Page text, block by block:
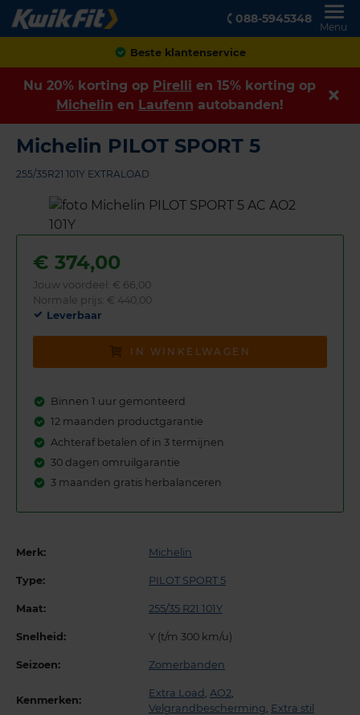
088-5945348
Menu
Achteraf betalen
Nu 20% korting op Pirelli en 15% korting op
Michelin en Laufenn autobanden!
Michelin PILOT SPORT 5
255/35R21 101Y EXTRALOAD
€ 374,00
Jouw voordeel: € 66,00
Normale prijs: € 440,00
Leverbaar
IN WINKELWAGEN
Binnen 1 uur gemonteerd
12 maanden productgarantie
Achteraf betalen of in 3 termijnen
30 dagen omruilgarantie
3 maanden gratis herbalanceren
Merk: Michelin
Type: PILOT SPORT 5
Maat: 255/35 R21 101Y
Snelheid: Y (t/m 300 km/u)
Seizoen: Zomerbanden
Kenmerken:
Extra Load AO2
Velgrandbescherming Extra stil